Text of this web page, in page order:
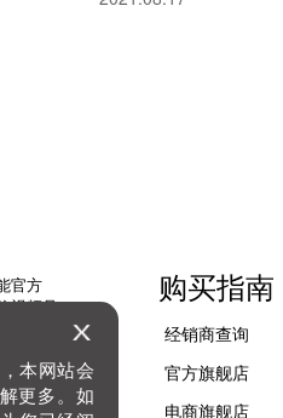
本网站会
更多。如
官方
视频号
官方
号
购买指南
经销商查询
官方旗舰店
电商旗舰店